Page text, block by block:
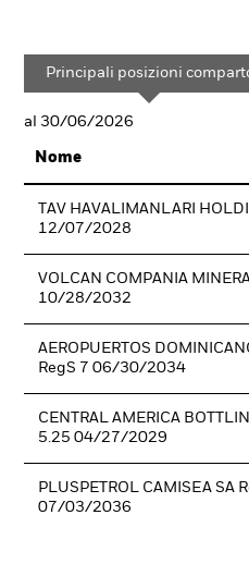
Principali posizioni
al 30/06/2026
Nome
TAV HAVALIMANLARI
12/07/2028
VOLCAN COMPANIA
10/28/2032
AEROPUERTOS
RegS 7 06/30/2034
CENTRAL AMERICA
5.25 04/27/2029
PLUSPETROL CAMISEA SA
07/03/2036